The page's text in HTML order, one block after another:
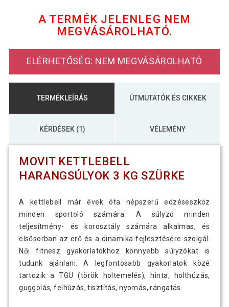
MOVIT Kettlebell 12 kg
MOVIT Kettlebell harangsúlyok 8 kg
szürke/narancssárga
A TERMÉK JELENLEG NEM
MEGVÁSÁROLHATÓ.
ELÉRHETŐSÉG: NEM MEGVÁSÁROLHATÓ
TERMÉKLEÍRÁS ÚTMUTATÓK ÉS CIKKEK
KÉRDÉSEK (1) VÉLEMÉNY
MOVIT KETTLEBELL
HARANGSÚLYOK 3 KG SZÜRKE
A kettlebell már évek óta népszerű edzéseszköz
minden sportoló számára. A súlyzó minden
teljesítmény- és korosztály számára alkalmas, és
elsősorban az erő és a dinamika fejlesztésére szolgál.
Női fitnesz gyakorlatokhoz könnyebb súlyzókat is
tudunk ajánlani. A legfontosabb gyakorlatok közé
tartozik a TGU (török ​​holtemelés), hinta, holthúzás,
guggolás, felhúzás, tisztítás, nyomás, rángatás.